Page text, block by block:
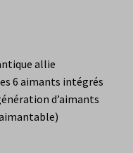
allie
6 aimants intégrés
d’aimants